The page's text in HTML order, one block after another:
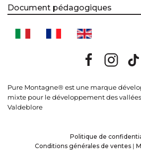
Document pédagogiques
Pure Montagne® est une marque
mixte pour le développement des
Valdeblore
Politique de
Conditions générales de ventes |